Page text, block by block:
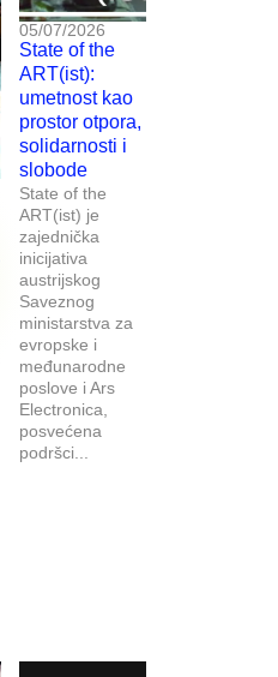
05/07/2026
State of the
ART(ist):
umetnost kao
prostor otpora,
solidarnosti i
slobode
State of the
ART(ist) je
zajednička
inicijativa
austrijskog
Saveznog
ministarstva za
evropske i
međunarodne
poslove i Ars
Electronica,
posvećena
podršci...